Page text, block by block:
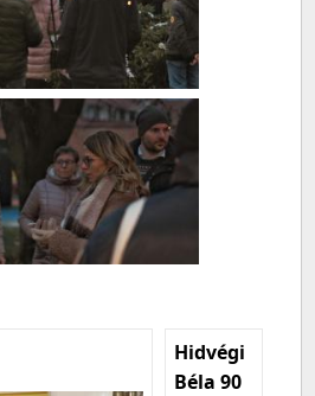
Hidvégi
Béla 90